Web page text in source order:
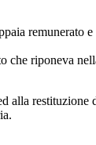
remunerato
che riponeva
alla restituzione